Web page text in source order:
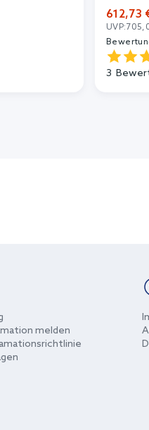
612,73
UVP:
3
melden